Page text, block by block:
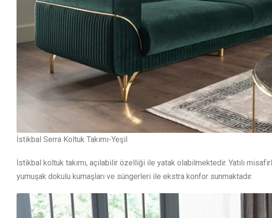
İstikbal Serra Koltuk Takımı-Yeşil
İstikbal koltuk takımı, açılabilir özelliği ile yatak olabilmektedir. Yatılı
yumuşak dokulu kumaşları ve süngerleri ile ekstra konfor sunmaktadır.